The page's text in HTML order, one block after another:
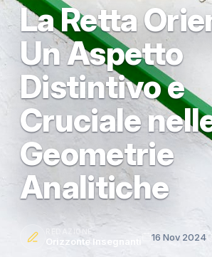
La Retta
Un Aspetto
Distintivo e
Cruciale
Geometrie
Analitiche
REDAZIONE
Orizzonte Insegnanti 16 Nov 2024